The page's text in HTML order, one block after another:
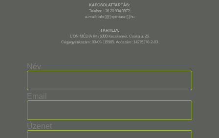
KAPCSOLATTARTÁS:
Telefon: +36 20 934 0972,
e-mail: info [@] spiritusz [.] hu
TÁRHELY:
CON MÉDIA Kft (6000 Kecskemét, Csóka u. 26.
Cégjegyzékszám: 03-09-115965. Adószám: 14275270-2-03
Név
Email
Üzenet